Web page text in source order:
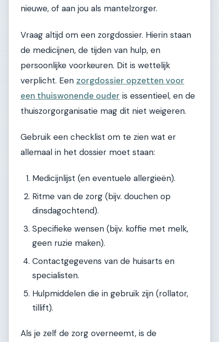
nieuwe, of aan jou als mantelzorger.
Vraag altijd om een zorgdossier. Hierin staan
de medicijnen, de tijden van hulp, en
persoonlijke voorkeuren. Dit is wettelijk
verplicht. Een zorgdossier opzetten voor
een thuiswonende ouder is essentieel, en de
thuiszorgorganisatie mag dit niet weigeren.
Gebruik een checklist om te zien wat er
allemaal in het dossier moet staan:
Medicijnlijst (en eventuele allergieën).
Ritme van de zorg (bijv. douchen op
dinsdagochtend).
Specifieke wensen (bijv. koffie met melk,
geen ruzie maken).
Contactgegevens van de huisarts en
specialisten.
Hulpmiddelen die in gebruik zijn (rollator,
tillift).
Als je zelf de zorg overneemt, is de